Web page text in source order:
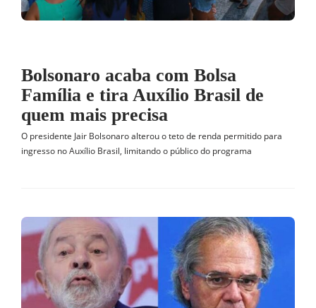
Bolsonaro acaba com Bolsa
Família e tira Auxílio Brasil de
quem mais precisa
O presidente Jair Bolsonaro alterou o teto de renda permitido para
ingresso no Auxílio Brasil, limitando o público do programa